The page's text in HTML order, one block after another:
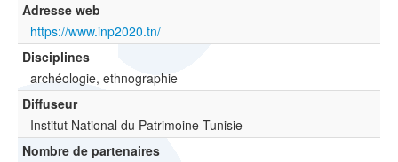
Adresse web
https://www.inp2020.tn/
Disciplines
archéologie, ethnographie
Diffuseur
Institut National du Patrimoine Tunisie
Nombre de partenaires